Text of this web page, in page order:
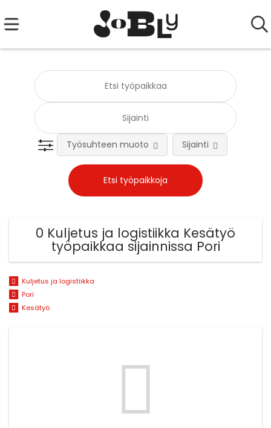
Työsuhteen muoto Sijainti
0 Kuljetus ja logistiikka Kesätyö
työpaikkaa sijainnissa Pori
Kuljetus ja logistiikka
Pori
Kesätyö